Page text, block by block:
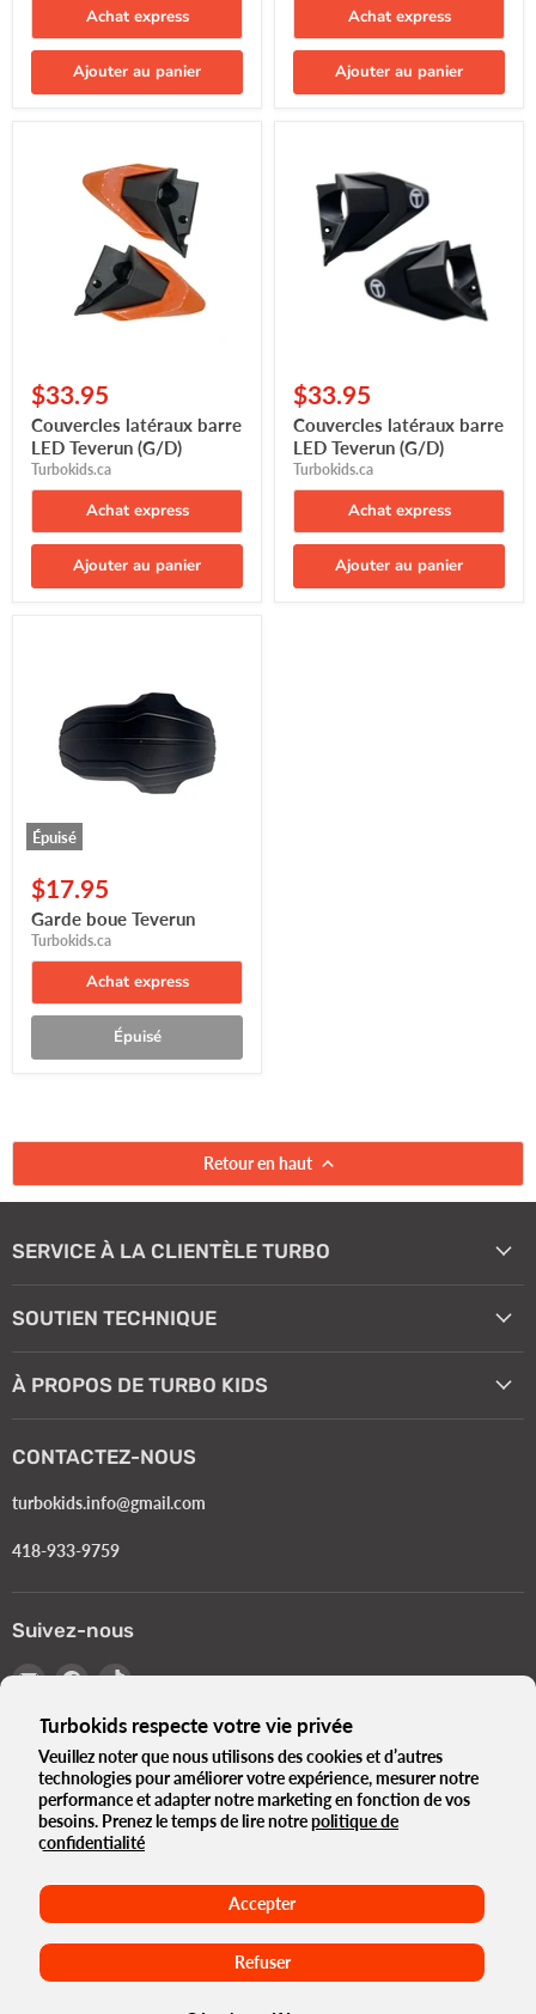
Turbokids respecte votre vie privée
Veuillez noter que nous utilisons des cookies et d’autres
technologies pour améliorer votre expérience, mesurer notre
performance et adapter notre marketing en fonction de vos
besoins. Prenez le temps de lire notrepolitique de
confidentialité
Accepter
Refuser
Achat express
Ajouter au panier
Achat express
Ajouter au panier
$33.95
Couvercles latéraux barre
LED Teverun (G/D)
Turbokids.ca
Achat express
Ajouter au panier
barre
LED
Teverun
(G/D)
$33.95
Couvercles latéraux barre
LED Teverun (G/D)
Turbokids.ca
Achat express
Ajouter au panier
Épuisé
$17.95
Garde boue Teverun
Turbokids.ca
Achat express
Épuisé
Retour en haut
SERVICE À LA CLIENTÈLE TURBO
SOUTIEN TECHNIQUE
À PROPOS DE TURBO KIDS
CONTACTEZ-NOUS
turbokids.info@gmail.com
418-933-9759
Suivez-nous
EmailTrouvez-
sur
Facebook
Trouvez-
sur
TikTok
Langue
Français
Pays
Canada (CAD $)
Le Turbo Blogue Notre histoire
Politique de Confidentialité
Termes et Conditions
Normes Gouvernementales e-Bikes
Conditions d'utilisation
Politique de remboursement Maison
Droits d'auteur © 2026 Turbokids.ca.